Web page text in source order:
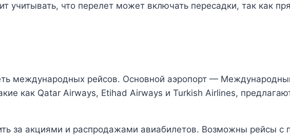
учитывать, что перелет может включать пересадки, так как
международных рейсов. Основной аэропорт —
как Qatar Airways, Etihad Airways и Turkish Airlines,
за акциями и распродажами авиабилетов. Возможны рейсы с